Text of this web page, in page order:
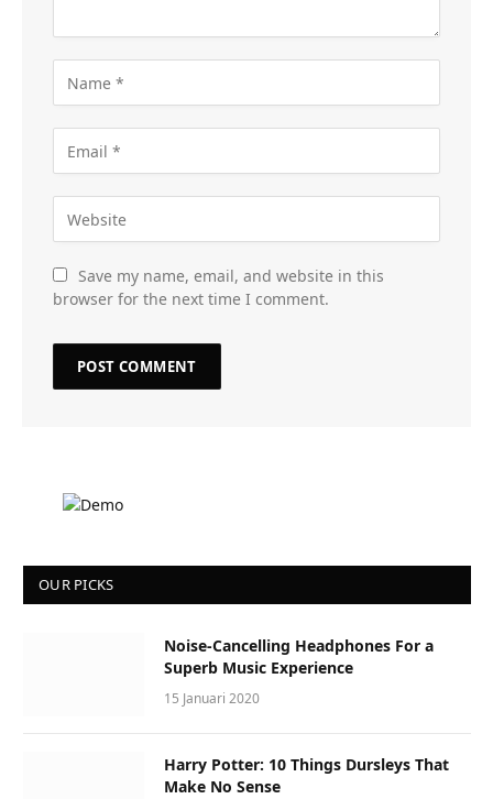
Save my name, email, and website in this
browser for the next time I comment.
OUR PICKS
Noise-Cancelling Headphones For a
Superb Music Experience
15 Januari 2020
Harry Potter: 10 Things Dursleys That
Make No Sense